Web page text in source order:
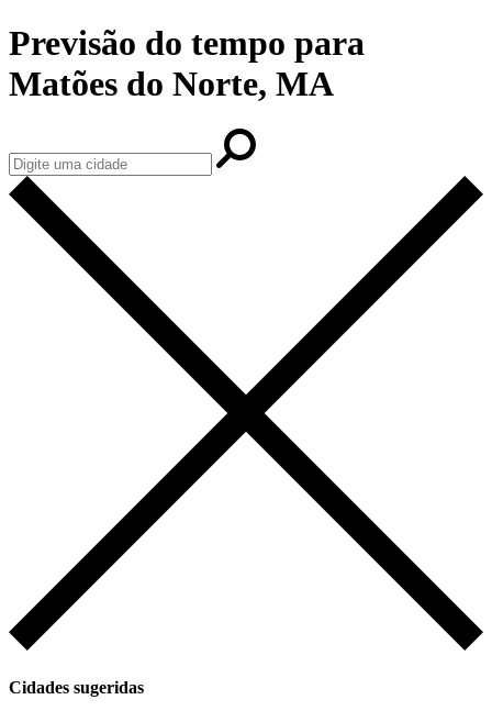
Previsão do tempo para
Matões do Norte, MA
Cidades sugeridas